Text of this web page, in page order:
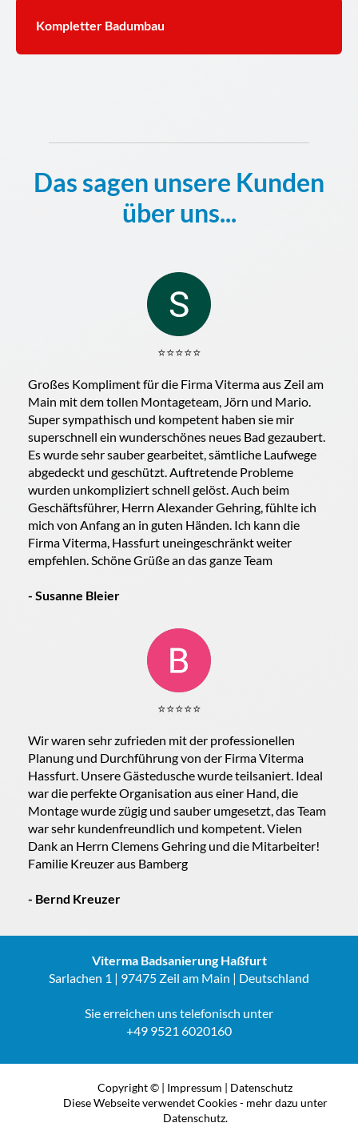
Kompletter Badumbau
Das sagen unsere Kunden
über uns...
⭐️⭐️⭐️⭐️⭐️
Großes Kompliment für die Firma Viterma aus Zeil am
Main mit dem tollen Montageteam, Jörn und Mario.
Super sympathisch und kompetent haben sie mir
superschnell ein wunderschönes neues Bad gezaubert.
Es wurde sehr sauber gearbeitet, sämtliche Laufwege
abgedeckt und geschützt. Auftretende Probleme
wurden unkompliziert schnell gelöst. Auch beim
Geschäftsführer, Herrn Alexander Gehring, fühlte ich
mich von Anfang an in guten Händen. Ich kann die
Firma Viterma, Hassfurt uneingeschränkt weiter
empfehlen. Schöne Grüße an das ganze Team
- Susanne Bleier
⭐️⭐️⭐️⭐️⭐️
Wir waren sehr zufrieden mit der professionellen
Planung und Durchführung von der Firma Viterma
Hassfurt. Unsere Gästedusche wurde teilsaniert. Ideal
war die perfekte Organisation aus einer Hand, die
Montage wurde zügig und sauber umgesetzt, das Team
war sehr kundenfreundlich und kompetent. Vielen
Dank an Herrn Clemens Gehring und die Mitarbeiter!
Familie Kreuzer aus Bamberg
- Bernd Kreuzer
Viterma Badsanierung Haßfurt
Sarlachen 1 | 97475 Zeil am Main | Deutschland
Sie erreichen uns telefonisch unter
+49 9521 6020160
Copyright © | Impressum | Datenschutz
Diese Webseite verwendet Cookies - mehr dazu unter
Datenschutz.